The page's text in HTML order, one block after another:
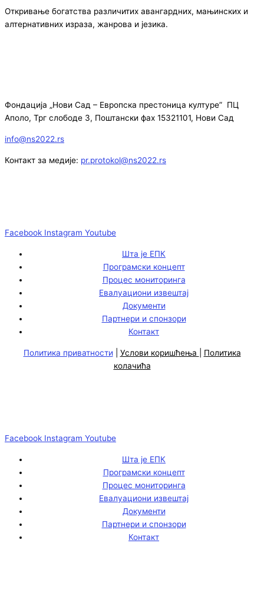
Откривање богатства различитих авангардних, мањинских и
алтернативних израза, жанрова и језика.
Фондација „Нови Сад – Европска престоница културе” ПЦ
Аполо, Трг слободе 3, Поштански фах 15321101, Нови Сад
info@ns2022.rs
Контакт за медије: pr.protokol@ns2022.rs
Facebook Instagram Youtube
Шта је ЕПК
Програмски концепт
Процес мониторинга
Евалуациони извештај
Документи
Партнери и спонзори
Контакт
Политика приватности Услови коришћења
Политика
колачића
Facebook Instagram Youtube
Шта је ЕПК
Програмски концепт
Процес мониторинга
Евалуациони извештај
Документи
Партнери и спонзори
Контакт